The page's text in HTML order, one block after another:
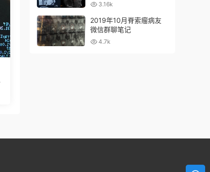
3.16k
2019年10月脊索瘤病友
微信群聊笔记
4.7k